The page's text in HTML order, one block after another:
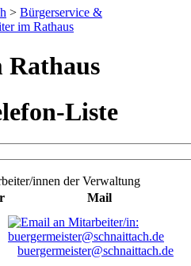
> Bürgerservice &
im Rathaus
Liste
innen der Verwaltung
Mail
buergermeister@schnaittach.de